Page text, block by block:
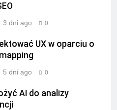
3 dni ago 0
UX w oparciu o
5 dni ago 0
AI do analizy